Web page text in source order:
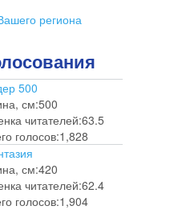
500
см:500
читателей:63.5
голосов:1,828
см:420
читателей:62.4
голосов:1,904